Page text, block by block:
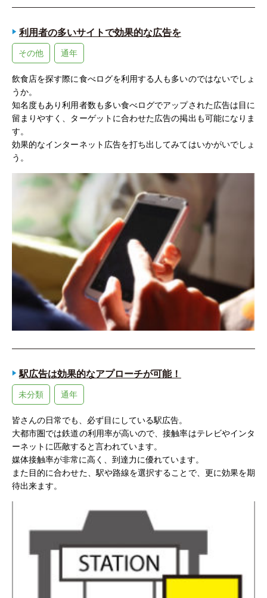
利用者の多いサイトで効果的な広告を
その他 通年
飲食店を探す際に食べログを利用する人も多いのではないでしょ
うか。
知名度もあり利用者数も多い食べログでアップされた広告は目に
留まりやすく、ターゲットに合わせた広告の掲出も可能になりま
す。
効果的なインターネット広告を打ち出してみてはいかがいでしょ
う。
駅広告は効果的なアプローチが可能！
未分類 通年
皆さんの日常でも、必ず目にしている駅広告。
大都市圏では鉄道の利用率が高いので、接触率はテレビやインタ
ーネットに匹敵すると言われています。
媒体接触率が非常に高く、到達力に優れています。
また目的に合わせた、駅や路線を選択することで、更に効果を期
待出来ます。